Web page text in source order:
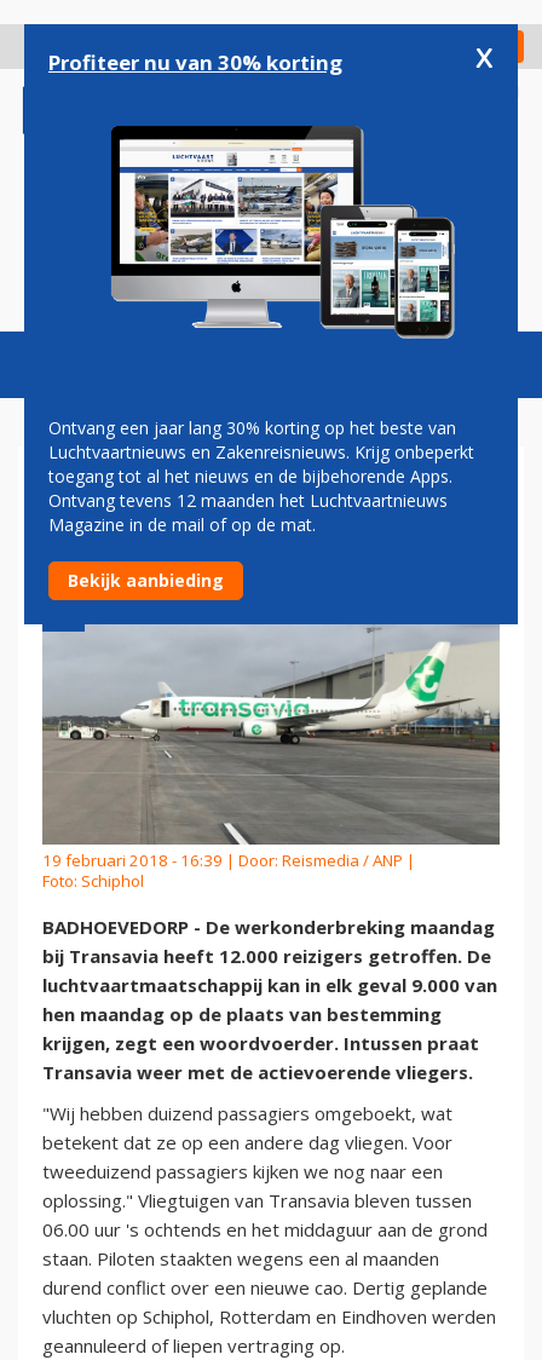
gaan
Check in
Magazine Podcasts Vacatures
TRANSAVIA: 75 PROCENT
REIZIGERS OP BESTEMMING
19 februari 2018 - 16:39 | Door: Reismedia / ANP |
Foto: Schiphol
BADHOEVEDORP - De werkonderbreking maandag
bij Transavia heeft 12.000 reizigers getroffen. De
luchtvaartmaatschappij kan in elk geval 9.000 van
hen maandag op de plaats van bestemming
krijgen, zegt een woordvoerder. Intussen praat
Transavia weer met de actievoerende vliegers.
"Wij hebben duizend passagiers omgeboekt, wat
betekent dat ze op een andere dag vliegen. Voor
tweeduizend passagiers kijken we nog naar een
oplossing." Vliegtuigen van Transavia bleven tussen
06.00 uur 's ochtends en het middaguur aan de grond
staan. Piloten staakten wegens een al maanden
durend conflict over een nieuwe cao. Dertig geplande
vluchten op Schiphol, Rotterdam en Eindhoven werden
geannuleerd of liepen vertraging op.
Profiteer nu van 30% korting x
Ontvang een jaar lang 30% korting op het beste van
Luchtvaartnieuws en Zakenreisnieuws. Krijg onbeperkt
toegang tot al het nieuws en de bijbehorende Apps.
Ontvang tevens 12 maanden het Luchtvaartnieuws
Magazine in de mail of op de mat.
Bekijk aanbieding